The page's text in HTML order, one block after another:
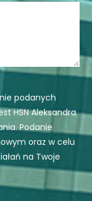
podanych
HSN Aleksandra
Podanie
oraz w celu
na Twoje